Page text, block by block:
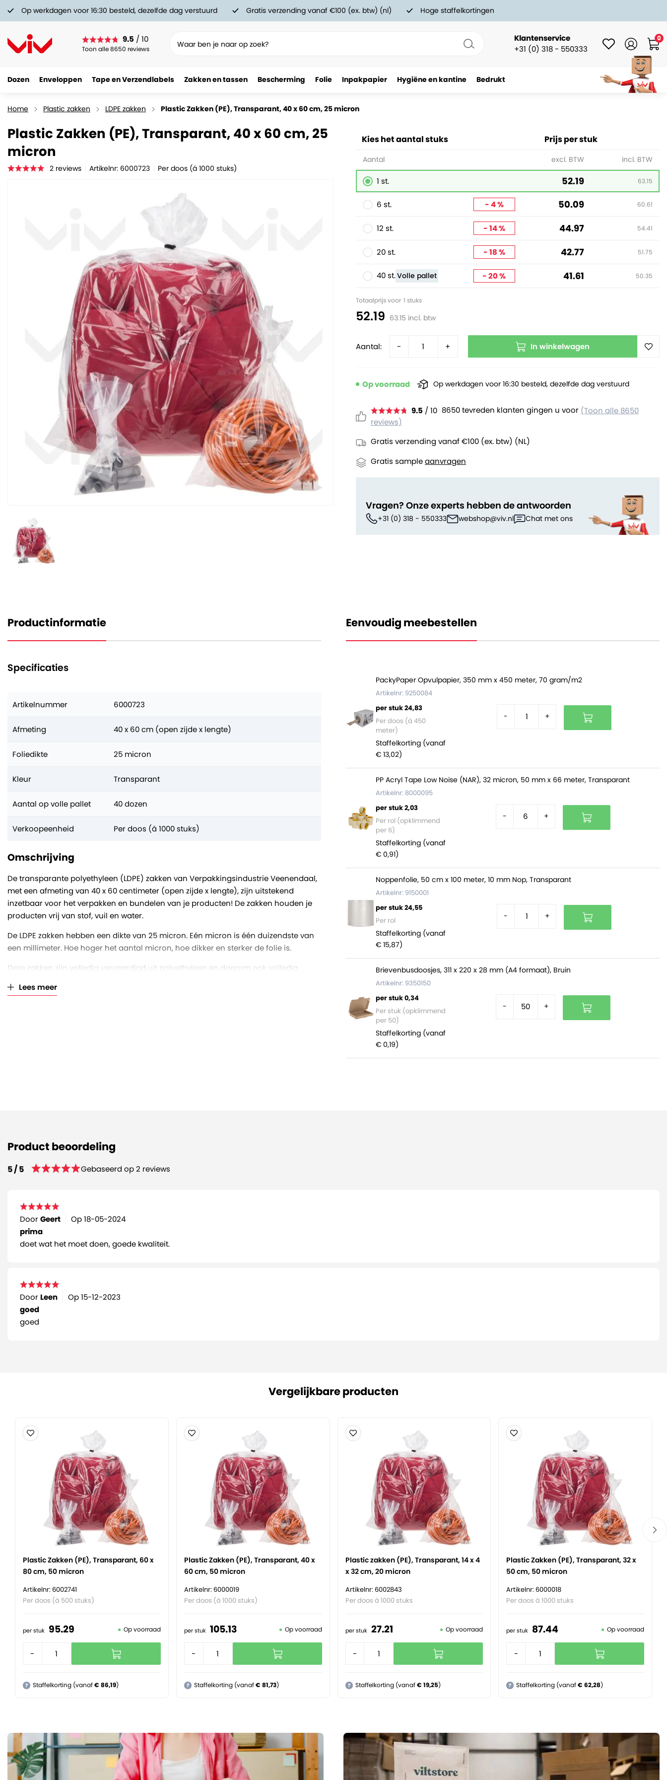
Op werkdagen voor 16:30 besteld, dezelfde dag verstuurd Gratis verzending vanaf €100 (ex. btw) (nl) Hoge staffelkortingen
Klantenservice
+31 (0) 318 - 550333
9.5 / 10
Toon alle 8650 reviews
0
Dozen Enveloppen Tape en Verzendlabels Zakken en tassen Bescherming Folie Inpakpapier Hygiëne en kantine Bedrukt
Home Plastic zakken LDPE zakken Plastic Zakken (PE), Transparant, 40 x 60 cm, 25 micron
Plastic Zakken (PE), Transparant, 40 x 60 cm, 25
micron
2 reviews Artikelnr: 6000723 Per doos (á 1000 stuks)
Aantal: - +
Totaalprijs voor 1 stuks
52.19 63.15 incl. btw
In winkelwagen
9.5 / 10 8650 tevreden klanten gingen u voor (Toon alle 8650
reviews)
Gratis verzending vanaf €100 (ex. btw) (NL)
Gratis sampleaanvragen
Kies het aantal stuks Prijs per stuk
Aantal excl. BTW incl. BTW
1 st. 52.19 63.15
6 st. - 4 % 50.09 60.61
12 st. - 14 % 44.97 54.41
20 st. - 18 % 42.77 51.75
40 st.Volle pallet - 20 % 41.61 50.35
Op voorraad Op werkdagen voor 16:30 besteld, dezelfde dag verstuurd
Vragen? Onze experts hebben de antwoorden
+31 (0) 318 - 550333 webshop@viv.nl Chat met ons
Productinformatie
Specificaties
Artikelnummer 6000723
Afmeting 40 x 60 cm (open zijde x lengte)
Foliedikte 25 micron
Kleur Transparant
Aantal op volle pallet 40 dozen
Verkoopeenheid Per doos (á 1000 stuks)
Omschrijving
De transparante polyethyleen (LDPE) zakken van Verpakkingsindustrie Veenendaal,
met een afmeting van 40 x 60 centimeter (open zijde x lengte), zijn uitstekend
inzetbaar voor het verpakken en bundelen van je producten! De zakken houden je
producten vrij van stof, vuil en water.
De LDPE zakken hebben een dikte van 25 micron. Eén micron is één duizendste van
een millimeter. Hoe hoger het aantal micron, hoe dikker en sterker de folie is.
Deze zakken zijn volledig vervaardigd uit polyethyleen en daarom ook volledig
Lees meer
Eenvoudig meebestellen
PackyPaper Opvulpapier, 350 mm x 450 meter, 70 gram/m2
Artikelnr: 9250084
per stuk 24,83
Per doos (à 450
meter)
Staffelkorting (vanaf
€ 13,02)
- +
PP Acryl Tape Low Noise (NAR), 32 micron, 50 mm x 66 meter, Transparant
Artikelnr: 8000095
per stuk 2,03
Per rol (opklimmend
per 6)
Staffelkorting (vanaf
€ 0,91)
- +
Noppenfolie, 50 cm x 100 meter, 10 mm Nop, Transparant
Artikelnr: 9150001
per stuk 24,55
Per rol
Staffelkorting (vanaf
€ 15,87)
- +
Brievenbusdoosjes, 311 x 220 x 28 mm (A4 formaat), Bruin
Artikelnr: 9350150
per stuk 0,34
Per stuk (opklimmend
per 50)
Staffelkorting (vanaf
€ 0,19)
- +
Product beoordeling
5 / 5 Gebaseerd op 2 reviews
DoorGeert Op18-05-2024
prima
doet wat het moet doen, goede kwaliteit.
Door Leen Op15-12-2023
goed
goed
Vergelijkbare producten
Plastic Zakken (PE), Transparant, 60 x
80 cm, 50 micron
Artikelnr: 6002741
Per doos (à 500 stuks)
per stuk 95.29 Op voorraad
-
? Staffelkorting (vanaf€ 86,19)
Plastic Zakken (PE), Transparant, 40 x
60 cm, 50 micron
Artikelnr: 6000019
Per doos (à 1000 stuks)
per stuk 105.13 Op voorraad
-
? Staffelkorting (vanaf€ 81,73)
Plastic zakken (PE), Transparant, 14 x 4
x 32 cm, 20 micron
Artikelnr: 6002843
Per doos à 1000 stuks
per stuk 27.21 Op voorraad
-
? Staffelkorting (vanaf€ 19,25)
Plastic Zakken (PE), Transparant, 32 x
50 cm, 50 micron
Artikelnr: 6000018
Per doos à 1000 stuks
per stuk 87.44 Op voorraad
-
? Staffelkorting (vanaf€ 62,28)